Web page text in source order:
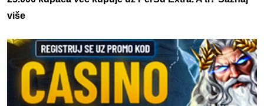
više